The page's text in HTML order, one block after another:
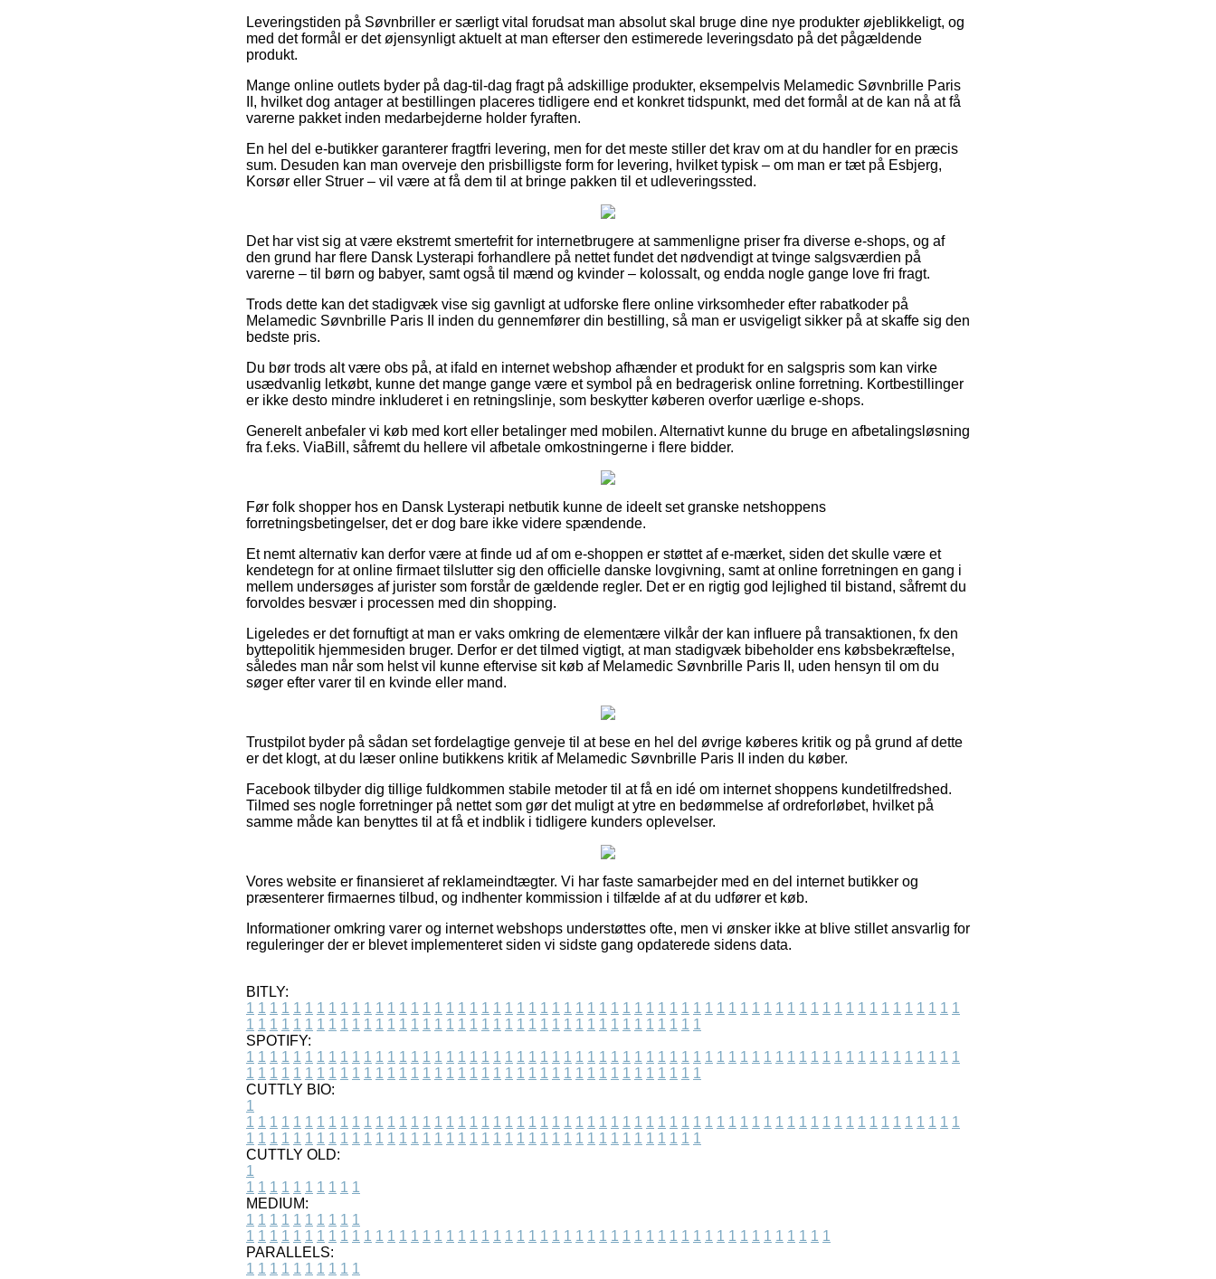
Leveringstiden på Søvnbriller er særligt vital forudsat man absolut skal bruge dine nye produkter øjeblikkeligt, og
med det formål er det øjensynligt aktuelt at man efterser den estimerede leveringsdato på det pågældende
produkt.
Mange online outlets byder på dag-til-dag fragt på adskillige produkter, eksempelvis Melamedic Søvnbrille Paris
II, hvilket dog antager at bestillingen placeres tidligere end et konkret tidspunkt, med det formål at de kan nå at få
varerne pakket inden medarbejderne holder fyraften.
En hel del e-butikker garanterer fragtfri levering, men for det meste stiller det krav om at du handler for en præcis
sum. Desuden kan man overveje den prisbilligste form for levering, hvilket typisk – om man er tæt på Esbjerg,
Korsør eller Struer – vil være at få dem til at bringe pakken til et udleveringssted.
Det har vist sig at være ekstremt smertefrit for internetbrugere at sammenligne priser fra diverse e-shops, og af
den grund har flere Dansk Lysterapi forhandlere på nettet fundet det nødvendigt at tvinge salgsværdien på
varerne – til børn og babyer, samt også til mænd og kvinder – kolossalt, og endda nogle gange love fri fragt.
Trods dette kan det stadigvæk vise sig gavnligt at udforske flere online virksomheder efter rabatkoder på
Melamedic Søvnbrille Paris II inden du gennemfører din bestilling, så man er usvigeligt sikker på at skaffe sig den
bedste pris.
Du bør trods alt være obs på, at ifald en internet webshop afhænder et produkt for en salgspris som kan virke
usædvanlig letkøbt, kunne det mange gange være et symbol på en bedragerisk online forretning. Kortbestillinger
er ikke desto mindre inkluderet i en retningslinje, som beskytter køberen overfor uærlige e-shops.
Generelt anbefaler vi køb med kort eller betalinger med mobilen. Alternativt kunne du bruge en afbetalingsløsning
fra f.eks. ViaBill, såfremt du hellere vil afbetale omkostningerne i flere bidder.
Før folk shopper hos en Dansk Lysterapi netbutik kunne de ideelt set granske netshoppens
forretningsbetingelser, det er dog bare ikke videre spændende.
Et nemt alternativ kan derfor være at finde ud af om e-shoppen er støttet af e-mærket, siden det skulle være et
kendetegn for at online firmaet tilslutter sig den officielle danske lovgivning, samt at online forretningen en gang i
mellem undersøges af jurister som forstår de gældende regler. Det er en rigtig god lejlighed til bistand, såfremt du
forvoldes besvær i processen med din shopping.
Ligeledes er det fornuftigt at man er vaks omkring de elementære vilkår der kan influere på transaktionen, fx den
byttepolitik hjemmesiden bruger. Derfor er det tilmed vigtigt, at man stadigvæk bibeholder ens købsbekræftelse,
således man når som helst vil kunne eftervise sit køb af Melamedic Søvnbrille Paris II, uden hensyn til om du
søger efter varer til en kvinde eller mand.
Trustpilot byder på sådan set fordelagtige genveje til at bese en hel del øvrige køberes kritik og på grund af dette
er det klogt, at du læser online butikkens kritik af Melamedic Søvnbrille Paris II inden du køber.
Facebook tilbyder dig tillige fuldkommen stabile metoder til at få en idé om internet shoppens kundetilfredshed.
Tilmed ses nogle forretninger på nettet som gør det muligt at ytre en bedømmelse af ordreforløbet, hvilket på
samme måde kan benyttes til at få et indblik i tidligere kunders oplevelser.
Vores website er finansieret af reklameindtægter. Vi har faste samarbejder med en del internet butikker og
præsenterer firmaernes tilbud, og indhenter kommission i tilfælde af at du udfører et køb.
Informationer omkring varer og internet webshops understøttes ofte, men vi ønsker ikke at blive stillet ansvarlig for
reguleringer der er blevet implementeret siden vi sidste gang opdaterede sidens data.
BITLY:
1 1 1 1 1 1 1 1 1 1 1 1 1 1 1 1 1 1 1 1 1 1 1 1 1 1 1 1 1 1 1 1 1 1 1 1 1 1 1 1 1 1 1 1 1 1 1 1 1 1 1 1 1 1 1 1 1 1 1 1 1
1 1 1 1 1 1 1 1 1 1 1 1 1 1 1 1 1 1 1 1 1 1 1 1 1 1 1 1 1 1 1 1 1 1 1 1 1 1 1
SPOTIFY:
1 1 1 1 1 1 1 1 1 1 1 1 1 1 1 1 1 1 1 1 1 1 1 1 1 1 1 1 1 1 1 1 1 1 1 1 1 1 1 1 1 1 1 1 1 1 1 1 1 1 1 1 1 1 1 1 1 1 1 1 1
1 1 1 1 1 1 1 1 1 1 1 1 1 1 1 1 1 1 1 1 1 1 1 1 1 1 1 1 1 1 1 1 1 1 1 1 1 1 1
CUTTLY BIO:
1
1 1 1 1 1 1 1 1 1 1 1 1 1 1 1 1 1 1 1 1 1 1 1 1 1 1 1 1 1 1 1 1 1 1 1 1 1 1 1 1 1 1 1 1 1 1 1 1 1 1 1 1 1 1 1 1 1 1 1 1 1
1 1 1 1 1 1 1 1 1 1 1 1 1 1 1 1 1 1 1 1 1 1 1 1 1 1 1 1 1 1 1 1 1 1 1 1 1 1 1
CUTTLY OLD:
1
1 1 1 1 1 1 1 1 1 1
MEDIUM:
1 1 1 1 1 1 1 1 1 1
1 1 1 1 1 1 1 1 1 1 1 1 1 1 1 1 1 1 1 1 1 1 1 1 1 1 1 1 1 1 1 1 1 1 1 1 1 1 1 1 1 1 1 1 1 1 1 1 1 1
PARALLELS:
1 1 1 1 1 1 1 1 1 1